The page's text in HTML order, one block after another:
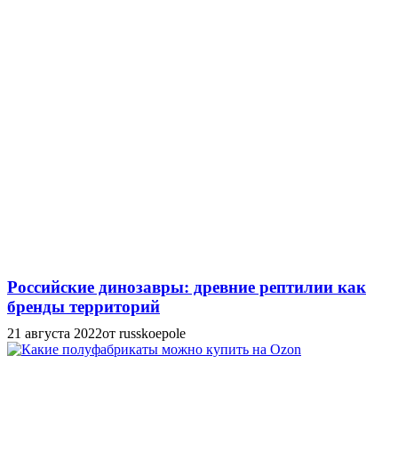
Российские динозавры: древние рептилии как
бренды территорий
21 августа 2022от russkoepole